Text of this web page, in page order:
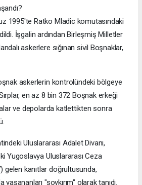
1995'te Ratko Mladic komutasındaki
İşgalin ardından Birleşmiş Milletler
askerlere sığınan sivil Boşnaklar,
askerlerin kontrolündeki bölgeye
en az 8 bin 372 Boşnak erkeği
ve depolarda katlettikten sonra
Uluslararası Adalet Divanı,
Yugoslavya Uluslararası Ceza
gelen kanıtlar doğrultusunda,
"soykırım" olarak tanıdı.